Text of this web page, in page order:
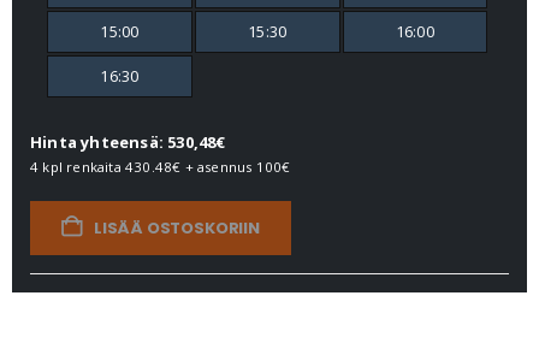
15:00 15:30 16:00
16:30
Hinta yhteensä: 530,48€
4 kpl renkaita 430.48€ + asennus 100€
LISÄÄ OSTOSKORIIN